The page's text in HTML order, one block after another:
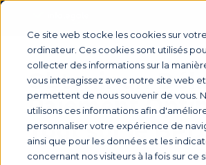
Ce site web stocke les cookies sur votre
ordinateur. Ces cookies sont utilisés
collecter des informations sur la
vous interagissez avec notre site web
permettent de nous souvenir de vous.
utilisons ces informations afin
personnaliser votre expérience de
ainsi que pour les données et les
concernant nos visiteurs à la fois sur ce
Obtenir un
Paiement
Tout sur le